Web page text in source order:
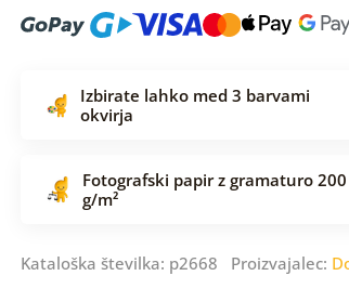
Izbirate lahko med 3 barvami
okvirja
Fotografski papir z gramaturo 200
g/m²
Kataloška številka: p2668 Proizvajalec: